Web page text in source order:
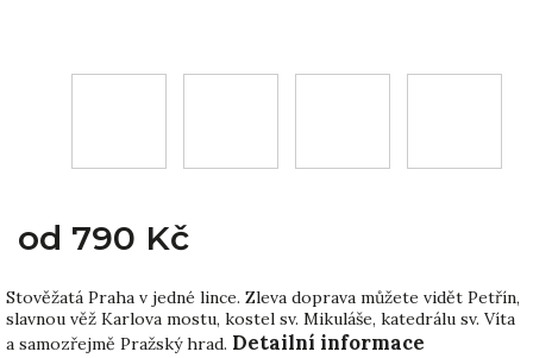
od 790 Kč
Stověžatá Praha v jedné lince. Zleva doprava můžete vidět Petřín,
slavnou věž Karlova mostu, kostel sv. Mikuláše, katedrálu sv. Víta
a samozřejmě Pražský hrad. Detailní informace